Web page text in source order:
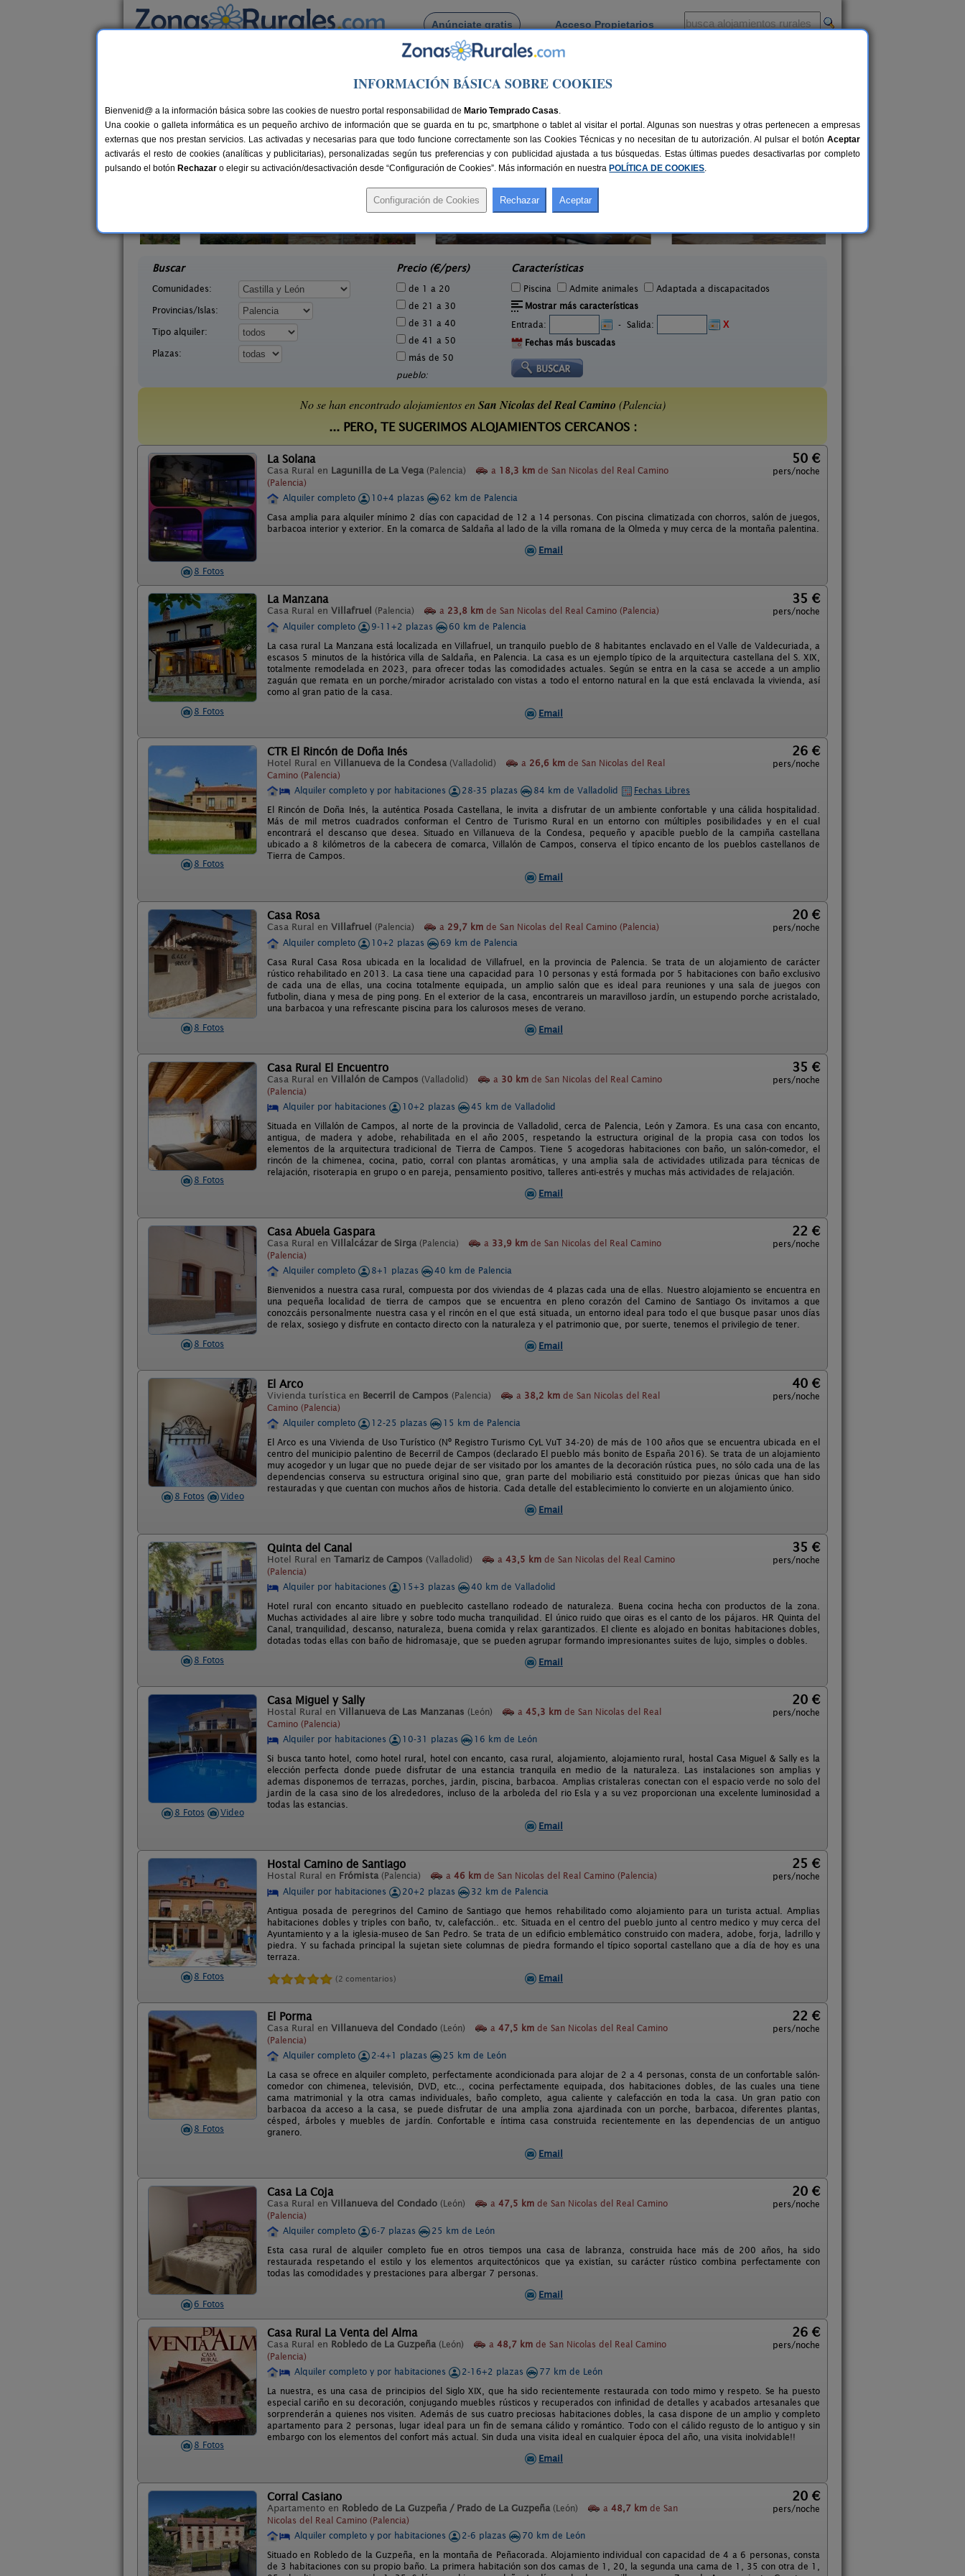
Anúnciate gratis Acceso Propietarios
Busca por pueblo
> San Nicolas del Real Camino
Casas Rurales cerca de San Nicolas del Real Camino
30 €
La Casona de Támara
Buscar
Comunidades:
Provincias/Islas:
Tipo alquiler:
Plazas:
Precio (€/pers)
de 1 a 20
de 21 a 30
de 31 a 40
de 41 a 50
más de 50
pueblo:
Características
Piscina Admite animales
Adaptada a discapacitados
Mostrar más características
Entrada:
- Salida:
X
Fechas más buscadas
No se han encontrado alojamientos enSan Nicolas del Real Camino (Palencia)
... PERO, TE SUGERIMOS ALOJAMIENTOS CERCANOS :
8 Fotos
La Solana
Casa Rural en Lagunilla de La Vega (Palencia) a 18,3 km de San Nicolas del Real Camino
(Palencia)
50 €
pers/noche
Alquiler completo 10+4 plazas
62 km de Palencia
Casa amplia para alquiler mínimo 2 días con capacidad de 12 a 14 personas. Con piscina climatizada con chorros, salón de juegos,
barbacoa interior y exterior. En la comarca de Saldaña al lado de la villa romana de la Olmeda y muy cerca de la montaña palentina.
Email
8 Fotos
La Manzana
Casa Rural en Villafruel (Palencia) a 23,8 km de San Nicolas del Real Camino (Palencia)
35 €
pers/noche
Alquiler completo
9-11+2 plazas
60 km de Palencia
La casa rural La Manzana está localizada en Villafruel, un tranquilo pueblo de 8 habitantes enclavado en el Valle de Valdecuriada, a
escasos 5 minutos de la histórica villa de Saldaña, en Palencia. La casa es un ejemplo típico de la arquitectura castellana del S. XIX,
totalmente remodelada en 2023, para ofrecer todas las comodidades actuales. Según se entra en la casa se accede a un amplio
zaguán que remata en un porche/mirador acristalado con vistas a todo el entorno natural en la que está enclavada la vivienda, así
como al gran patio de la casa.
Email
8 Fotos
CTR El Rincón de Doña Inés
Hotel Rural en Villanueva de la Condesa (Valladolid) a 26,6 km de San Nicolas del Real
Camino (Palencia)
26 €
pers/noche
Alquiler completo y por habitaciones 28-35 plazas 84 km de Valladolid
Fechas Libres
El Rincón de Doña Inés, la auténtica Posada Castellana, le invita a disfrutar de un ambiente confortable y una cálida hospitalidad.
Más de mil metros cuadrados conforman el Centro de Turismo Rural en un entorno con múltiples posibilidades y en el cual
encontrará el descanso que desea. Situado en Villanueva de la Condesa, pequeño y apacible pueblo de la campiña castellana
ubicado a 8 kilómetros de la cabecera de comarca, Villalón de Campos, conserva el típico encanto de los pueblos castellanos de
Tierra de Campos.
Email
8 Fotos
Casa Rosa
Casa Rural en Villafruel (Palencia) a 29,7 km de San Nicolas del Real Camino (Palencia)
20 €
pers/noche
Alquiler completo
10+2 plazas
69 km de Palencia
Casa Rural Casa Rosa ubicada en la localidad de Villafruel, en la provincia de Palencia. Se trata de un alojamiento de carácter
rústico rehabilitado en 2013. La casa tiene una capacidad para 10 personas y está formada por 5 habitaciones con baño exclusivo
de cada una de ellas, una cocina totalmente equipada, un amplio salón que es ideal para reuniones y una sala de juegos con
futbolin, diana y mesa de ping pong. En el exterior de la casa, encontrareis un maravilloso jardín, un estupendo porche acristalado,
una barbacoa y una refrescante piscina para los calurosos meses de verano.
Email
8 Fotos
Casa Rural El Encuentro
Casa Rural en Villalón de Campos (Valladolid) a 30 km de San Nicolas del Real Camino
(Palencia)
35 €
pers/noche
Alquiler por habitaciones 10+2 plazas
45 km de Valladolid
Situada en Villalón de Campos, al norte de la provincia de Valladolid, cerca de Palencia, León y Zamora. Es una casa con encanto,
antigua, de madera y adobe, rehabilitada en el año 2005, respetando la estructura original de la propia casa con todos los
elementos de la arquitectura tradicional de Tierra de Campos. Tiene 5 acogedoras habitaciones con baño, un salón-comedor, el
rincón de la chimenea, cocina, patio, corral con plantas aromáticas, y una amplia sala de actividades utilizada para técnicas de
relajación, risoterapia en grupo o en pareja, pensamiento positivo, talleres anti-estrés y muchas más actividades de relajación.
Email
8 Fotos
Casa Abuela Gaspara
Casa Rural en Villalcázar de Sirga (Palencia) a 33,9 km de San Nicolas del Real Camino
(Palencia)
22 €
pers/noche
Alquiler completo 8+1 plazas
40 km de Palencia
Bienvenidos a nuestra casa rural, compuesta por dos viviendas de 4 plazas cada una de ellas. Nuestro alojamiento se encuentra en
una pequeña localidad de tierra de campos que se encuentra en pleno corazón del Camino de Santiago Os invitamos a que
conozcáis personalmente nuestra casa y el rincón en el que está situada, un entorno ideal para todo el que busque pasar unos días
de relax, sosiego y disfrute en contacto directo con la naturaleza y el patrimonio que, por suerte, tenemos el privilegio de tener.
Email
8 Fotos Video
El Arco
Vivienda turística en Becerril de Campos (Palencia) a 38,2 km de San Nicolas del Real
Camino (Palencia)
40 €
pers/noche
Alquiler completo 12-25 plazas
15 km de Palencia
El Arco es una Vivienda de Uso Turístico (Nº Registro Turismo CyL VuT 34-20) de más de 100 años que se encuentra ubicada en el
centro del municipio palentino de Becerril de Campos (declarado El pueblo más bonito de España 2016). Se trata de un alojamiento
muy acogedor y un lugar que no puede dejar de ser visitado por los amantes de la decoración rústica pues, no sólo cada una de las
dependencias conserva su estructura original sino que, gran parte del mobiliario está constituido por piezas únicas que han sido
restauradas y que cuentan con muchos años de historia. Cada detalle del establecimiento lo convierte en un alojamiento único.
Email
8 Fotos
Quinta del Canal
Hotel Rural en Tamariz de Campos (Valladolid) a 43,5 km de San Nicolas del Real Camino
(Palencia)
35 €
pers/noche
Alquiler por habitaciones 15+3 plazas
40 km de Valladolid
Hotel rural con encanto situado en pueblecito castellano rodeado de naturaleza. Buena cocina hecha con productos de la zona.
Muchas actividades al aire libre y sobre todo mucha tranquilidad. El único ruido que oiras es el canto de los pájaros. HR Quinta del
Canal, tranquilidad, descanso, naturaleza, buena comida y relax garantizados. El cliente es alojado en bonitas habitaciones dobles,
dotadas todas ellas con baño de hidromasaje, que se pueden agrupar formando impresionantes suites de lujo, simples o dobles.
Email
8 Fotos Video
Casa Miguel y Sally
Hostal Rural en Villanueva de Las Manzanas (León) a 45,3 km de San Nicolas del Real
Camino (Palencia)
20 €
pers/noche
Alquiler por habitaciones 10-31 plazas
16 km de León
Si busca tanto hotel, como hotel rural, hotel con encanto, casa rural, alojamiento, alojamiento rural, hostal Casa Miguel & Sally es la
elección perfecta donde puede disfrutar de una estancia tranquila en medio de la naturaleza. Las instalaciones son amplias y
ademas disponemos de terrazas, porches, jardin, piscina, barbacoa. Amplias cristaleras conectan con el espacio verde no solo del
jardin de la casa sino de los alrededores, incluso de la arboleda del rio Esla y a su vez proporcionan una excelente luminosidad a
todas las estancias.
Email
8 Fotos
Hostal Camino de Santiago
Hostal Rural en Frómista (Palencia) a 46 km de San Nicolas del Real Camino (Palencia)
25 €
pers/noche
Alquiler por habitaciones
20+2 plazas
32 km de Palencia
Antigua posada de peregrinos del Camino de Santiago que hemos rehabilitado como alojamiento para un turista actual. Amplias
habitaciones dobles y triples con baño, tv, calefacción.. etc. Situada en el centro del pueblo junto al centro medico y muy cerca del
Ayuntamiento y a la iglesia-museo de San Pedro. Se trata de un edificio emblemático construido con madera, adobe, forja, ladrillo y
piedra. Y su fachada principal la sujetan siete columnas de piedra formando el típico soportal castellano que a día de hoy es una
terraza.
(2 comentarios) Email
8 Fotos
El Porma
Casa Rural en Villanueva del Condado (León) a 47,5 km de San Nicolas del Real Camino
(Palencia)
22 €
pers/noche
Alquiler completo 2-4+1 plazas
25 km de León
La casa se ofrece en alquiler completo, perfectamente acondicionada para alojar de 2 a 4 personas, consta de un confortable salón-
comedor con chimenea, televisión, DVD, etc.., cocina perfectamente equipada, dos habitaciones dobles, de las cuales una tiene
cama matrimonial y la otra camas individuales, baño completo, agua caliente y calefacción en toda la casa. Un gran patio con
barbacoa da acceso a la casa, se puede disfrutar de una amplia zona ajardinada con un porche, barbacoa, diferentes plantas,
césped, árboles y muebles de jardín. Confortable e íntima casa construida recientemente en las dependencias de un antiguo
granero.
Email
6 Fotos
Casa La Coja
Casa Rural en Villanueva del Condado (León) a 47,5 km de San Nicolas del Real Camino
(Palencia)
20 €
pers/noche
Alquiler completo 6-7 plazas
25 km de León
Esta casa rural de alquiler completo fue en otros tiempos una casa de labranza, construida hace más de 200 años, ha sido
restaurada respetando el estilo y los elementos arquitectónicos que ya existían, su carácter rústico combina perfectamente con
todas las comodidades y prestaciones para albergar 7 personas.
Email
8 Fotos
Casa Rural La Venta del Alma
Casa Rural en Robledo de La Guzpeña (León) a 48,7 km de San Nicolas del Real Camino
(Palencia)
26 €
pers/noche
Alquiler completo y por habitaciones 2-16+2 plazas
77 km de León
La nuestra, es una casa de principios del Siglo XIX, que ha sido recientemente restaurada con todo mimo y respeto. Se ha puesto
especial cariño en su decoración, conjugando muebles rústicos y recuperados con infinidad de detalles y acabados artesanales que
sorprenderán a quienes nos visiten. Además de sus cuatro preciosas habitaciones dobles, la casa dispone de un amplio y completo
apartamento para 2 personas, lugar ideal para un fin de semana cálido y romántico. Todo con el cálido regusto de lo antiguo y sin
embargo con los elementos del confort más actual. Sin duda una visita ideal en cualquier época del año, una visita inolvidable!!
Email
Corral Casiano
Apartamento en Robledo de La Guzpeña / Prado de La Guzpeña (León) a 48,7 km de San
Nicolas del Real Camino (Palencia)
20 €
pers/noche
Alquiler completo y por habitaciones 2-6 plazas
70 km de León
Situado en Robledo de la Guzpeña, en la montaña de Peñacorada. Alojamiento individual con capacidad de 4 a 6 personas, consta
de 3 habitaciones con su propio baño. La primera habitación son dos camas de 1, 20, la segunda una cama de 1, 35 con otra de 1,
INFORMACIÓN BÁSICA SOBRE COOKIES
Bienvenid@ a la información básica sobre las cookies de nuestro portal responsabilidad de Mario Temprado Casas.
Una cookie o galleta informática es un pequeño archivo de información que se guarda en tu pc, smartphone o tablet al visitar el portal. Algunas son nuestras y otras pertenecen a empresas
externas que nos prestan servicios. Las activadas y necesarias para que todo funcione correctamente son las Cookies Técnicas y no necesitan de tu autorización. Al pulsar el botón Aceptar
activarás el resto de cookies (analíticas y publicitarias), personalizadas según tus preferencias y con publicidad ajustada a tus búsquedas. Estas últimas puedes desactivarlas por completo
pulsando el botón Rechazar o elegir su activación/desactivación desde “Configuración de Cookies”. Más información en nuestra POLÍTICA DE COOKIES.